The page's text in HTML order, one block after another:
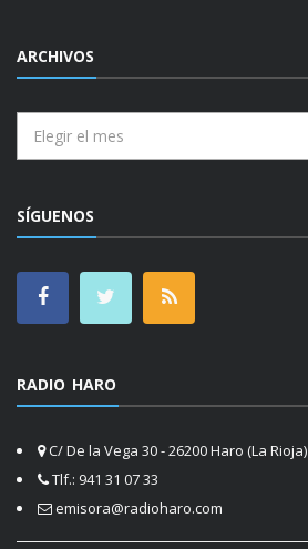
ARCHIVOS
SÍGUENOS
RADIO HARO
C/ De la Vega 30 - 26200 Haro (La Rioja)
Tlf.: 941 31 07 33
emisora@radioharo.com